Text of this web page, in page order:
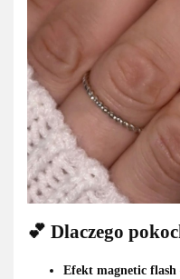
💕 Dlaczego
Efekt magnetic flash